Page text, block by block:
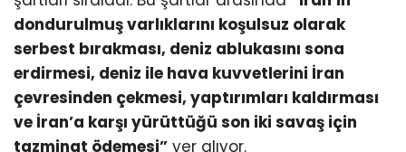
dondurulmuş varlıklarını koşulsuz olarak
serbest bırakması, deniz ablukasını sona
erdirmesi, deniz ile hava kuvvetlerini İran
çevresinden çekmesi, yaptırımları kaldırması
ve İran’a karşı yürüttüğü son iki savaş için
tazminat ödemesi” yer alıyor.